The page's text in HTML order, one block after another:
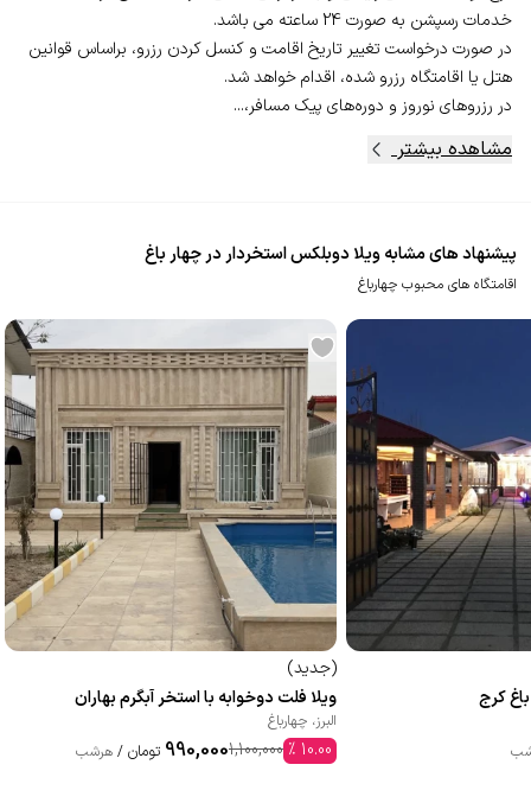
در صورت درخواست تغییر تاریخ اقامت و کنسل‌ کردن رزرو، بر‌اساس قوانین
در رزروهای نوروز و دوره‌های پیک مسافر،...
مشاهده بیشتر
پیشنهاد های مشابه ویلا دوبلکس استخردار در چهار باغ
اقامتگاه های محبوب چهارباغ
کرج
(جدید)
ویلا فلت دوخوابه با استخر آبگرم بهاران
البرز، چهارباغ
10.00
%
1,100,000
990,000 تومان / هرشب